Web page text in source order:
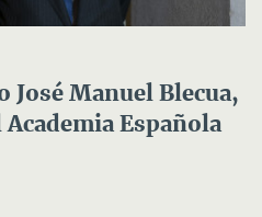
José Manuel Blecua,
Española